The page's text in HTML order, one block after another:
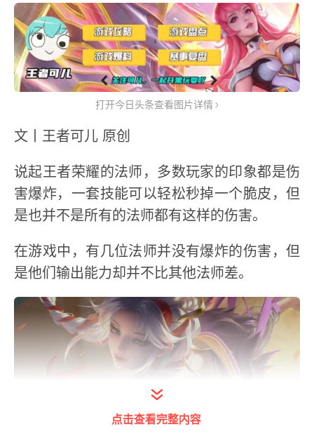
打开今日头条查看图片详情
文丨王者可儿 原创
说起王者荣耀的法师，多数玩家的印象都是伤
害爆炸，一套技能可以轻松秒掉一个脆皮，但
是也并不是所有的法师都有这样的伤害。
在游戏中，有几位法师并没有爆炸的伤害，但
是他们输出能力却并不比其他法师差。
点击查看完整内容